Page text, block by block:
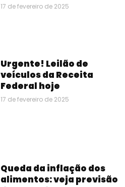
17 de fevereiro de 2025
Urgente! Leilão de
veículos da Receita
Federal hoje
17 de fevereiro de 2025
Queda da inflação dos
alimentos: veja previsão